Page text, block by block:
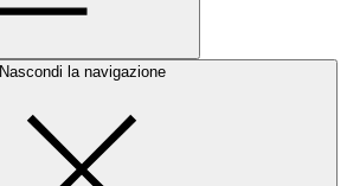
Nascondi la navigazione